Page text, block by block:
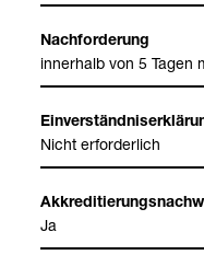
Nach­for­de­rung
inner­halb von 5 Tagen
Nicht erfor­der­lich
Ja